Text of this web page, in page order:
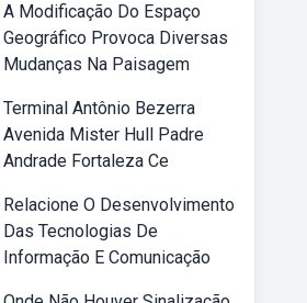
A Modificação Do Espaço
Geográfico Provoca Diversas
Mudanças Na Paisagem
Terminal Antônio Bezerra
Avenida Mister Hull Padre
Andrade Fortaleza Ce
Relacione O Desenvolvimento
Das Tecnologias De
Informação E Comunicação